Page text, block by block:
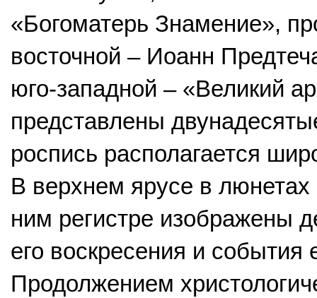
«Богоматерь Знамение»,
восточной – Иоанн
юго-западной – «Великий
представлены
роспись располагается
В верхнем ярусе в
ним регистре изображены
его воскресения и события
Продолжением